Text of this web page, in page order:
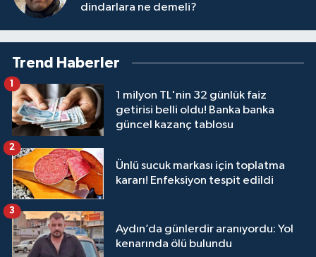
dindarlara ne demeli?
Trend Haberler
1 milyon TL'nin 32 günlük faiz
getirisi belli oldu! Banka banka
güncel kazanç tablosu
1
Ünlü sucuk markası için toplatma
kararı! Enfeksiyon tespit edildi
2
Aydın’da günlerdir aranıyordu: Yol
kenarında ölü bulundu
3